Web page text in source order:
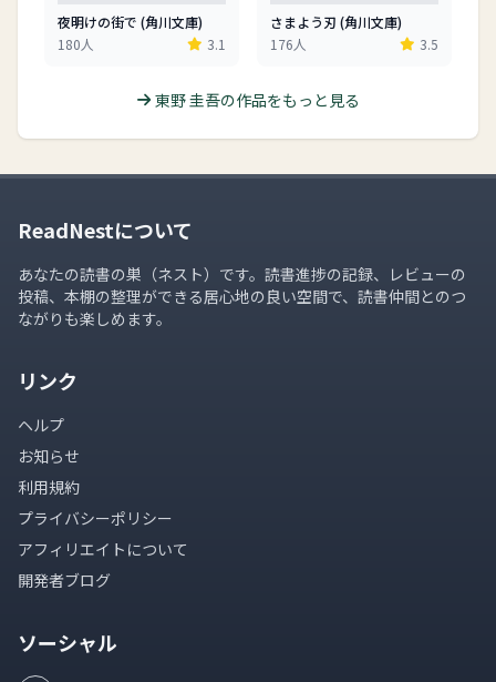
夜明けの街で (角川文庫)
180人
3.1
さまよう刃 (角川文庫)
176人
3.5
東野 圭吾の作品をもっと見る
ReadNestについて
あなたの読書の巣（ネスト）です。読書進捗の記録、レビューの
投稿、本棚の整理ができる居心地の良い空間で、読書仲間とのつ
ながりも楽しめます。
リンク
ヘルプ
お知らせ
利用規約
プライバシーポリシー
アフィリエイトについて
開発者ブログ
ソーシャル